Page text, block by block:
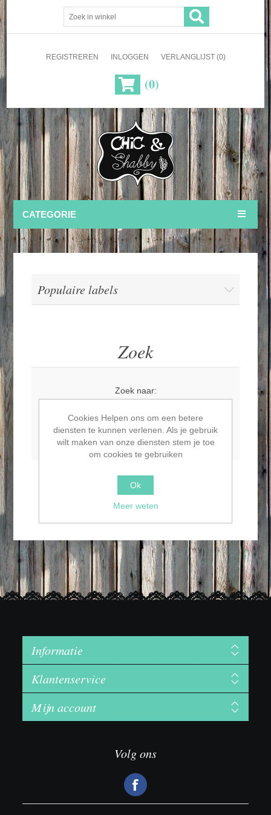
REGISTREREN INLOGGEN VERLANGLIJST (0)
(0)
CATEGORIE
Populaire labels
Zoek
Zoek naar:
Geavanceerd zoeken
ZOEK
Informatie
Klantenservice
Mijn account
Volg ons
Cookies Helpen ons om een betere
diensten te kunnen verlenen. Als je gebruik
wilt maken van onze diensten stem je toe
om cookies te gebruiken
Ok
Meer weten